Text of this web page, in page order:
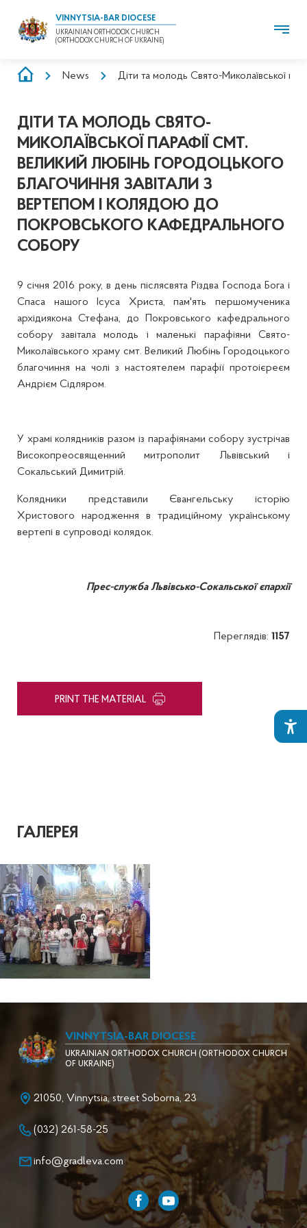
VINNYTSIA-BAR DIOCESE
UKRAINIAN ORTHODOX CHURCH
(ORTHODOX CHURCH OF UKRAINE)
BREADCRUMB
News Діти та молодь Свято-Миколаївської
ДІТИ ТА МОЛОДЬ СВЯТО-
МИКОЛАЇВСЬКОЇ ПАРАФІЇ СМТ.
ВЕЛИКИЙ ЛЮБІНЬ ГОРОДОЦЬКОГО
БЛАГОЧИННЯ ЗАВІТАЛИ З
ВЕРТЕПОМ І КОЛЯДОЮ ДО
ПОКРОВСЬКОГО КАФЕДРАЛЬНОГО
СОБОРУ
9 січня 2016 року, в день післясвята Різдва Господа Бога і
Спаса нашого Ісуса Христа, пам'ять першомученика
архідиякона Стефана, до Покровського кафедрального
собору завітала молодь і маленькі парафіяни Свято-
Миколаївського храму смт. Великий Любінь Городоцького
благочиння на чолі з настоятелем парафії протоієреєм
Андрієм Сідляром.
У храмі колядників разом із парафіянами собору зустрічав
Високопреосвященний митрополит Львівський і
Сокальський Димитрій.
Колядники представили Євангельську історію
Христового народження в традиційному українському
вертепі в супроводі колядок.
Прес-служба Львівсько-Сокальської єпархії
Переглядів: 1157
PRINT THE MATERIAL
ГАЛЕРЕЯ
VINNYTSIA-BAR DIOCESE
UKRAINIAN ORTHODOX CHURCH (ORTHODOX CHURCH
OF UKRAINE)
21050, Vinnytsia, street Soborna, 23
(032) 261-58-25
info@gradleva.com